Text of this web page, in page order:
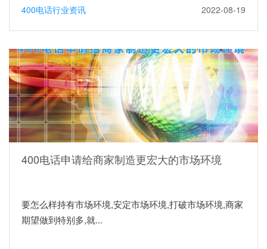
400电话行业资讯 2022-08-19
400电话申请给商家制造更宏大的市场环境
要怎么样持有市场环境,安定市场环境,打破市场环境,商家
期望做到特别多,就...